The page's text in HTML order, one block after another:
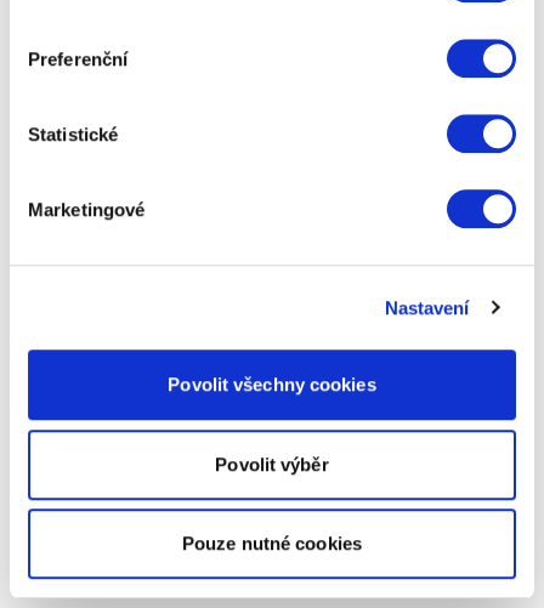
Preferenční
Statistické
Marketingové
Nastavení
Povolit všechny cookies
Povolit výběr
Pouze nutné cookies